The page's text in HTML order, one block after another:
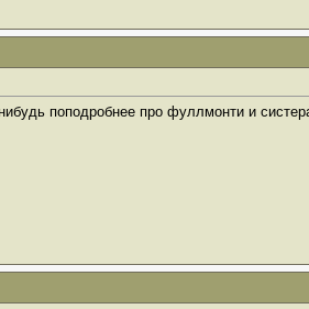
поподробнее про фуллмонти и